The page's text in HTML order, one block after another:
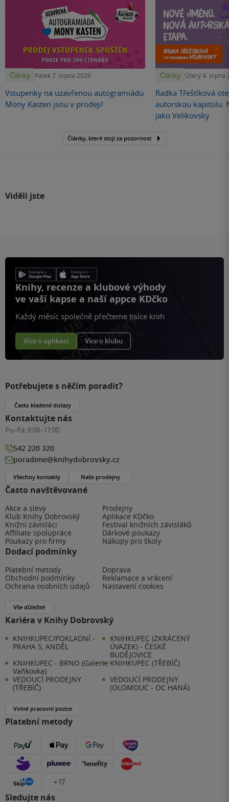
Články Pátek 7. srpna 2026
Vstupenky na uzavřenou autogramiádu
Mony Kasten jsou v prodeji!
Články Úterý 4. srpna
Radka Třeštíková
autorskou kapitolu.
jako Velikovsky
Články, které stojí za pozornost
Viděli jste
Knihy, recenze a klubové výhody
ve vaší kapse a naší appce KDčko
Každý měsíc společně přečteme tisíce knih
Více o aplikaci Více o klubu
Často navštěvované
Akce a slevy
Prodejny
Klub Knihy Dobrovský
Aplikace KDčko
Knižní závisláci
Festival knižních závisláků
Affiliate spolupráce
Dárkové poukazy
Poukazy pro firmy
Nákupy pro školy
Dodací podmínky
Platební metody
Doprava
Obchodní podmínky
Reklamace a vrácení
Ochrana osobních údajů
Nastavení cookies
Vše důležité
Kariéra v Knihy Dobrovský
KNIHKUPEC/POKLADNÍ -
PRAHA 5, ANDĚL
KNIHKUPEC (ZKRÁCENÝ
ÚVAZEK) - ČESKÉ
BUDĚJOVICE
KNIHKUPEC - BRNO (Galerie
Vaňkovka)
KNIHKUPEC (TŘEBÍČ)
VEDOUCÍ PRODEJNY
(TŘEBÍČ)
VEDOUCÍ PRODEJNY
(OLOMOUC - OC HANÁ)
Volné pracovní pozice
Platební metody
+ 17
Sledujte nás
Potřebujete s něčím poradit?
Často kladené dotazy
Kontaktujte nás
Po–Pá: 8:00–17:00
542 220 320
poradime@knihydobrovsky.cz
Všechny kontakty Naše prodejny